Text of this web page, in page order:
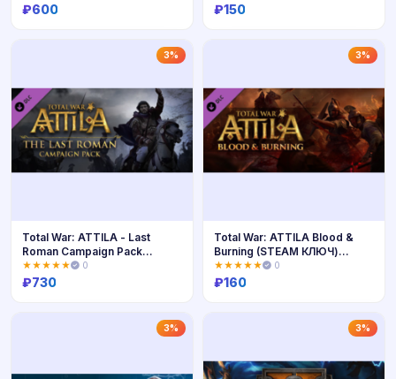
₽600 ₽150
3%
Total War: ATTILA - Last
Roman Campaign Pack
STEAM КЛЮЧ
★★★★★ 0
₽730
3%
Total War: ATTILA Blood &
Burning (STEAM КЛЮЧ)
РФ+СНГ+МИР
★★★★★ 0
₽160
3% 3%